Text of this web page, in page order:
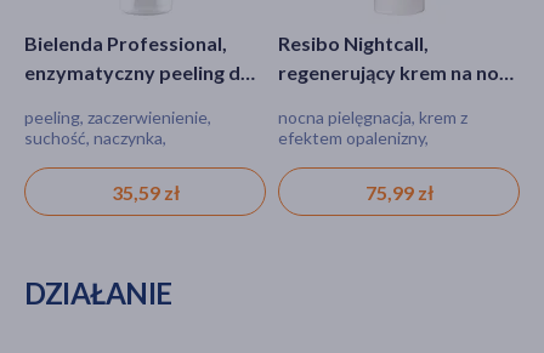
Bielenda Professional,
enzymatyczny peeling do
peeling, zaczerwienienie,
suchość, naczynka,
35,59 zł
Resibo Nightcall,
regenerujący krem na noc
opalenizny, 50 ml
nocna pielęgnacja, krem z
efektem opalenizny,
75,99 zł
DZIAŁANIE